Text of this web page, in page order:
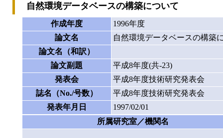
自然環境データベースの構築について
作成年度
1996年度
論文名
自然環境データベースの構築
論文名（和訳）
論文副題
平成8年度(共-23)
発表会
平成8年度技術研究発表会
誌名（No./号数）
平成8年度技術研究発表会
発表年月日
1997/02/01
所属研究室／機関名